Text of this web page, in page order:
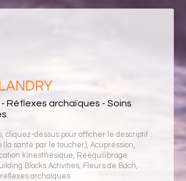
Réflexes archaïques - Soins
cliquez-dessus pour afficher le descriptif :
(la santé par le toucher), Acupression,
kinesthésique, Rééquilibrage
Blocks Activities, Fleurs de Bach,
archaïques